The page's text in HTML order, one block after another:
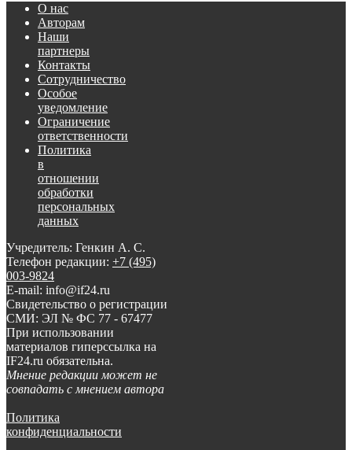
О нас
Авторам
Наши
партнеры
Контакты
Сотрудничество
Особое
уведомление
Ограничение
ответственности
Политика
в
отношении
обработки
персональных
данных
Учредитель: Генкин А. С.
Телефон редакции: +7 (495)
003-9824
E-mail: info@if24.ru
Свидетельство о регистрации
СМИ: ЭЛ № ФС 77 - 67477
При использовании
материалов гиперссылка на
IF24.ru обязательна.
Мнение редакции может не
совпадать с мнением автора
Политика
конфиденциальности